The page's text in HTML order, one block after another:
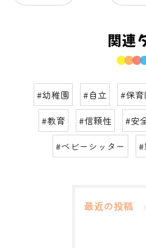
関連
#幼稚園 #自立 #保育
#教育
#信頼性 #安
#ベビーシッター
#
最近の投稿